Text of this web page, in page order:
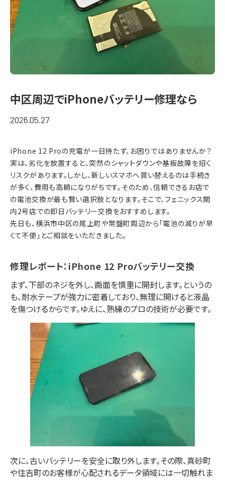
中区周辺でiPhoneバッテリー修理なら
2026.05.27
iPhone 12 Proの充電が一日持たず、お困りではありませんか？
実は、劣化を放置すると、突然のシャットダウンや基板故障を招く
リスクがあります。 しかし、新しいスマホへ買い替えるのは手続き
が多く、費用も高額になりがちです。 そのため 、信頼できるお店で
の電池交換が最も賢い選択肢となります。そこで、 フェニックス関
内2号店での即日バッテリー交換をおすすめします。
先日も、横浜市中区の尾上町や常盤町周辺から「電池の減りが早
くて不便」とご相談をいただきました。
修理レポート：iPhone 12 Proバッテリー交換
まず、下部のネジを外し、画面を慎重に開封します。 というの
も、耐水テープが強力に密着しており、無理に開けると液晶
を傷つけるからです。ゆえに、熟練のプロの技術が必要です。
次に、古いバッテリーを安全に取り外します。その際、真砂町
や住吉町のお客様が心配されるデータ領域には一切触れま